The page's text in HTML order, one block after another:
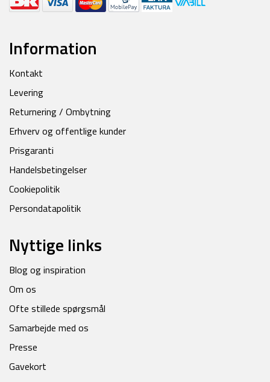
Information
Kontakt
Levering
Returnering / Ombytning
Erhverv og offentlige kunder
Prisgaranti
Handelsbetingelser
Cookiepolitik
Persondatapolitik
Nyttige links
Blog og inspiration
Om os
Ofte stillede spørgsmål
Samarbejde med os
Presse
Gavekort